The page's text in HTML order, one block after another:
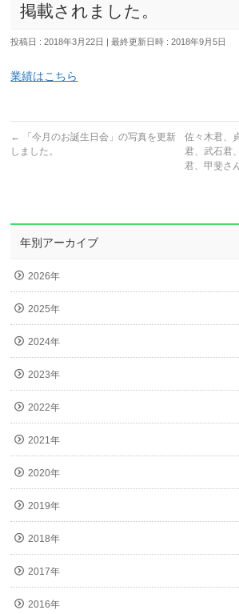
掲載されました。
投稿日 : 2018年3月22日 最終更新日時 : 2018年9月5日
業績はこちら
←
「今月のお誕生日会」の写真を更新
しました。
佐々木君、
君、武石君
君、甲斐さ
年別アーカイブ
2026年
2025年
2024年
2023年
2022年
2021年
2020年
2019年
2018年
2017年
2016年